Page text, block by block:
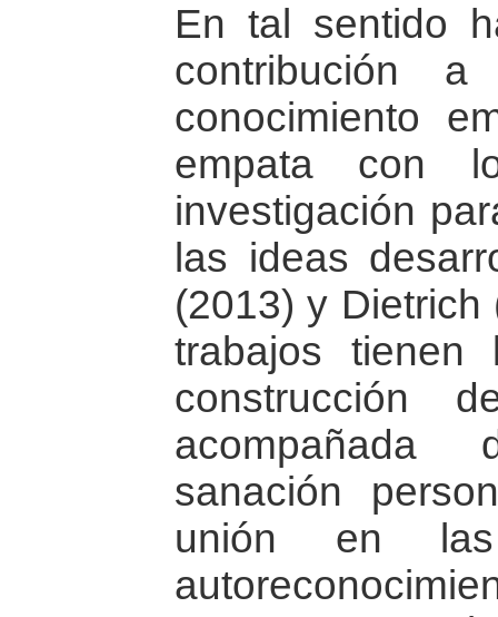
En tal sentido
contribución
conocimiento
empata con
investigación
las ideas
(2013) y
trabajos
construcción
sanación
unión en